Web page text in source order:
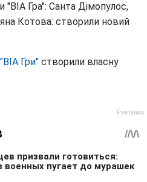
"ВІА Гра": Санта Дімопулос,
Котова: створили новий
Гри" створили власну